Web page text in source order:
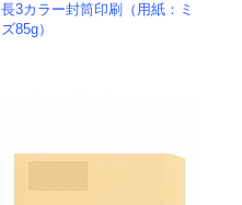
長3カラー封筒印刷（用紙：ミ
ズ85g）